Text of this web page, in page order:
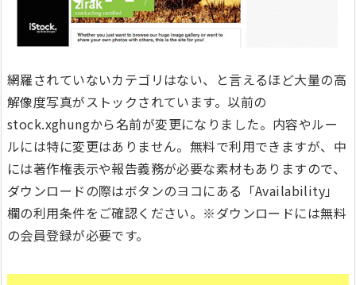
網羅されていないカテゴリはない、と言えるほど大量の高
解像度写真がストックされています。以前の
stock.xghungから名前が変更になりました。内容やルー
ルには特に変更はありません。無料で利用できますが、中
には著作権表示や報告義務が必要な素材もありますので、
ダウンロードの際はボタンのヨコにある「Availability」
欄の利用条件をご確認ください。※ダウンロードには無料
の会員登録が必要です。